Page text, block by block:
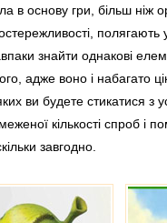
в основу гри, більш ніж
полягають
знайти однакові
адже воно і набагато
яких ви будете
кількості спроб і
завгодно.